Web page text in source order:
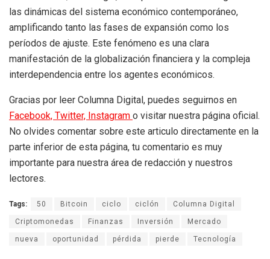
las dinámicas del sistema económico contemporáneo,
amplificando tanto las fases de expansión como los
períodos de ajuste. Este fenómeno es una clara
manifestación de la globalización financiera y la compleja
interdependencia entre los agentes económicos.
Gracias por leer Columna Digital, puedes seguirnos en
Facebook, Twitter, Instagram o visitar nuestra página oficial.
No olvides comentar sobre este articulo directamente en la
parte inferior de esta página, tu comentario es muy
importante para nuestra área de redacción y nuestros
lectores.
Tags: 50 Bitcoin ciclo ciclón Columna Digital
Criptomonedas Finanzas Inversión Mercado
nueva oportunidad pérdida pierde Tecnología